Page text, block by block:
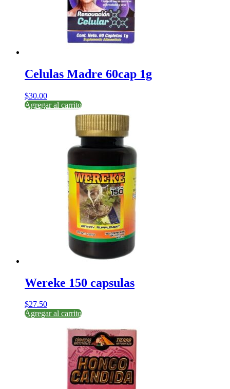
Celulas Madre 60cap 1g
$30.00
Agregar al carrito
Wereke 150 capsulas
$27.50
Agregar al carrito